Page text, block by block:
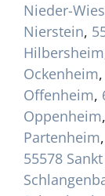
Nieder-
Nierstein,
Hilbersheim
Ockenheim,
Offenheim,
Oppenheim,
Partenheim,
55578